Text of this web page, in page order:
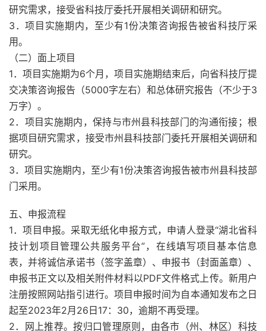
研究需求，接受省科技厅委托开展相关调研和研究。
3．项目实施期内，至少有1份决策咨询报告被省科技厅采
用。
（二）面上项目
1．项目实施期为6个月，项目实施期结束后，向省科技厅提
交决策咨询报告（5000字左右）和总体研究报告（不少于3
万字）。
2．项目实施期内，保持与市州县科技部门的沟通衔接；根
据项目研究需求，接受市州县科技部门委托开展相关调研和
研究。
3．项目实施期内，至少有1份决策咨询报告被市州县科技部
门采用。
五、申报流程
1．项目申报。采取无纸化申报方式，申请人登录“湖北省科
技计划项目管理公共服务平台”，在线填写项目基本信息
表，并将诚信承诺书（签字盖章）、申报书（封面盖章）、
申报书正文以及相关附件材料以PDF文件格式上传。新用户
注册按照网站指引进行。项目申报时间为自本通知发布之日
起至2023年2月26日17：30，逾期不再受理。
2．网上推荐。按归口管理原则，由各市（州、林区）科技